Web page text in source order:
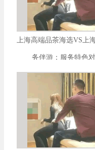
上海高端品茶海选VS上
务伴游：服务特色